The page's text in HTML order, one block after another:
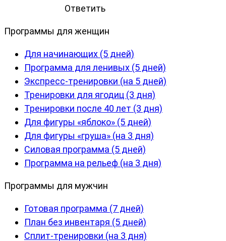
Ответить
Программы для женщин
Для начинающих (5 дней)
Программа для ленивых (5 дней)
Экспресс-тренировки (на 5 дней)
Тренировки для ягодиц (3 дня)
Тренировки после 40 лет (3 дня)
Для фигуры «яблоко» (5 дней)
Для фигуры «груша» (на 3 дня)
Силовая программа (5 дней)
Программа на рельеф (на 3 дня)
Программы для мужчин
Готовая программа (7 дней)
План без инвентаря (5 дней)
Сплит-тренировки (на 3 дня)